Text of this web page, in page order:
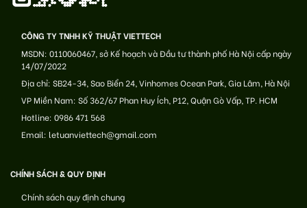
CÔNG TY TNHH KỸ THUẬT VIETTECH
MSDN: 0110060467, sở Kế hoạch và Đầu tư thành phố Hà Nội cấp ngày
14/07/2022
Địa chỉ: SB24-34, Sao Biển 24, Vinhomes Ocean Park, Gia Lâm, Hà Nội
VP Miền Nam: Số 362/67 Phan Huy Ích, P12, Quận Gò Vấp, TP. HCM
Hotline: 0986 471 568
Email: letuanviettech@gmail.com
CHÍNH SÁCH & QUY ĐỊNH
Chính sách quy định chung